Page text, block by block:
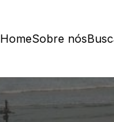
HomeSobre nós